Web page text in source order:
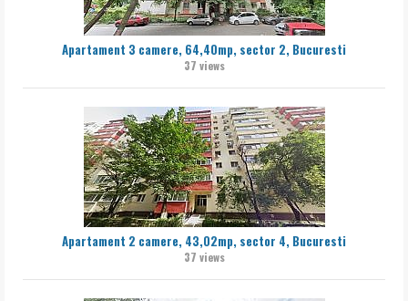
Apartament 3 camere, 64,40mp, sector 2, Bucuresti
37 views
Apartament 2 camere, 43,02mp, sector 4, Bucuresti
37 views